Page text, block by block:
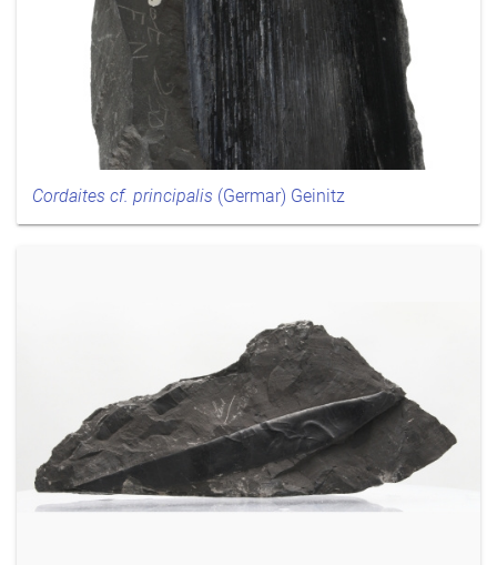
Cordaites cf. principalis (Germar) Geinitz